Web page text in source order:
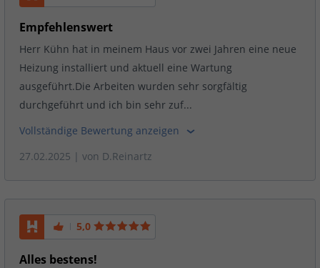
Empfehlenswert
Herr Kühn hat in meinem Haus vor zwei Jahren eine neue
Heizung installiert und aktuell eine Wartung
ausgeführt.Die Arbeiten wurden sehr sorgfältig
durchgeführt und ich bin sehr zuf...
Vollständige Bewertung anzeigen
27.02.2025 | von D.Reinartz
5,0
Alles bestens!